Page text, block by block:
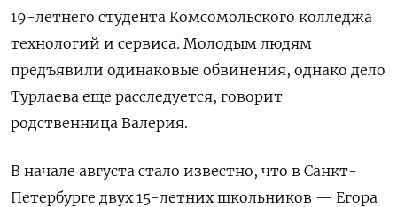
19-летнего студента Комсомольского колледжа
технологий и сервиса. Молодым людям
предъявили одинаковые обвинения, однако дело
Турлаева еще расследуется, говорит
родственница Валерия.
В начале августа стало известно, что в Санкт-
Петербурге двух 15-летних школьников — Егора